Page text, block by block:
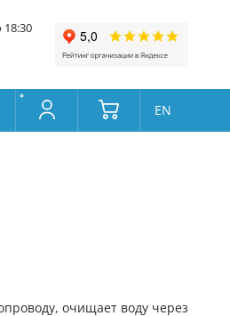
18:30
EN
очищает воду через